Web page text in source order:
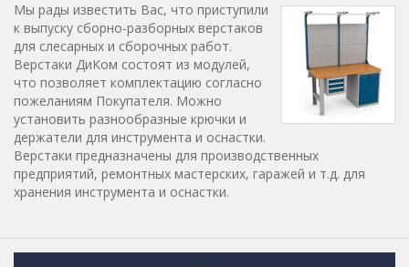
Мы рады известить Вас, что приступили
к выпуску сборно-разборных верстаков
для слесарных и сборочных работ.
Верстаки ДиКом состоят из модулей,
что позволяет комплектацию согласно
пожеланиям Покупателя. Можно
установить разнообразные крючки и
держатели для инструмента и оснастки.
Верстаки предназначены для производственных
предприятий, ремонтных мастерских, гаражей и т.д. для
хранения инструмента и оснастки.